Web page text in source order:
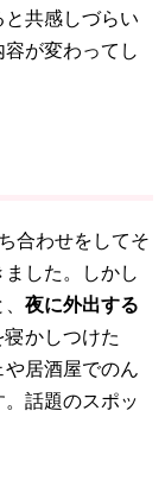
共感しづらい
が変わってし
合わせをしてそ
した。しかし
夜に外出する
かしつけた
居酒屋でのん
話題のスポッ